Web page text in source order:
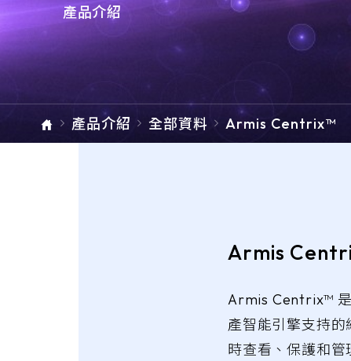
檔案下載
單元總覽
產品介紹
產品介紹 全部資料 Armis Centrix™
Armis
Armis Centrix™
產智能引擎支持
時查看、保護和